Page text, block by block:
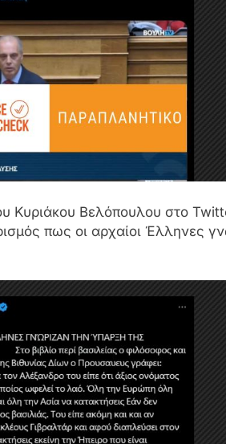
Κυριάκου Βελόπουλου στο
πως οι αρχαίοι Έλληνες